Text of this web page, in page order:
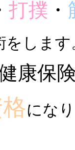
打撲 ・
をします
康保
にな